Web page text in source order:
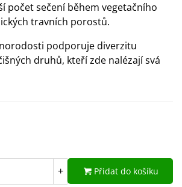
počet sečení během vegetačního
travních porostů.
podporuje diverzitu
druhů, kteří zde nalézají svá
+ Přidat do košíku